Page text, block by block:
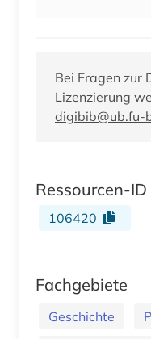
Bei Fragen zur
Lizenzierung
digibib@ub.fu-
Ressourcen-ID
106420
Fachgebiete
Geschichte